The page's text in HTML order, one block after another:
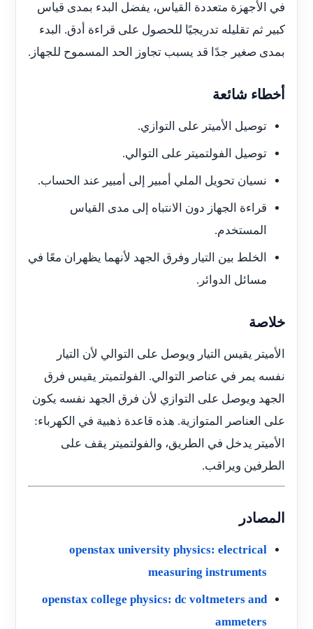
في الأجهزة متعددة القياس، يفضل البدء بمدى قياس
كبير ثم تقليله تدريجيًا للحصول على قراءة أدق. البدء
بمدى صغير جدًا قد يسبب تجاوز الحد المسموح للجهاز.
أخطاء شائعة
توصيل الأميتر على التوازي.
توصيل الفولتميتر على التوالي.
نسيان تحويل الملي أمبير إلى أمبير عند الحساب.
قراءة الجهاز دون الانتباه إلى مدى القياس
المستخدم.
الخلط بين التيار وفرق الجهد لأنهما يظهران معًا في
مسائل الدوائر.
خلاصة
الأميتر يقيس التيار ويوصل على التوالي لأن التيار
نفسه يمر في عناصر التوالي. الفولتميتر يقيس فرق
الجهد ويوصل على التوازي لأن فرق الجهد نفسه يكون
على العناصر المتوازية. هذه قاعدة ذهبية في الكهرباء:
الأميتر يدخل في الطريق، والفولتميتر يقف على
الطرفين ويراقب.
المصادر
openstax university physics: electrical
measuring instruments
openstax college physics: dc voltmeters and
ammeters